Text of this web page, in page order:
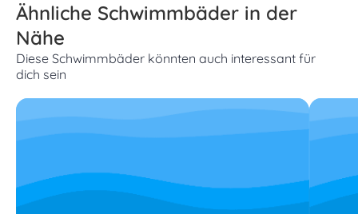
Ähnliche Schwimmbäder in der
Nähe
Diese Schwimmbäder könnten auch interessant für
dich sein